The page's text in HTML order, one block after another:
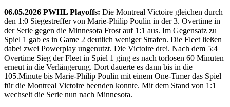
06.05.2026 PWHL Playoffs: Die Montreal Victoire gleichen durch
den 1:0 Siegestreffer von Marie-Philip Poulin in der 3. Overtime in
der Serie gegen die Minnesota Frost auf 1:1 aus. Im Gegensatz zu
Spiel 1 gab es in Game 2 deutlich weniger Strafen. Die Fleet ließen
dabei zwei Powerplay ungenutzt. Die Victoire drei. Nach dem 5:4
Overtime Sieg der Fleet in Spiel 1 ging es nach torlosen 60 Minuten
erneut in die Verlängerung. Dort dauerte es dann bis in die
105.Minute bis Marie-Philip Poulin mit einem One-Timer das Spiel
für die Montreal Victoire beenden konnte. Mit dem Stand von 1:1
wechselt die Serie nun nach Minnesota.